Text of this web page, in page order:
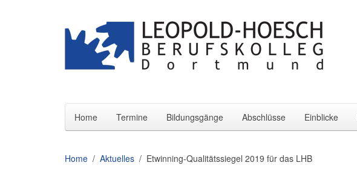
Home Termine Bildungsgänge Abschlüsse Einblicke
Home Aktuelles Etwinning-Qualitätssiegel 2019 für das LHB